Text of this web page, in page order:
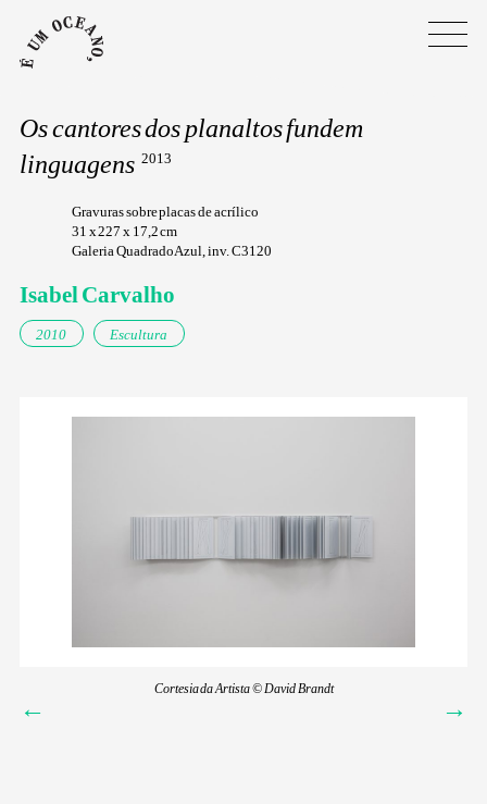
Os cantores dos planaltos fundem
linguagens 2013
Gravuras sobre placas de acrílico
31 x 227 x 17,2 cm
Galeria Quadrado Azul, inv. C3120
Isabel Carvalho
2010 Escultura
Cortesia da Artista © David Brandt
← →